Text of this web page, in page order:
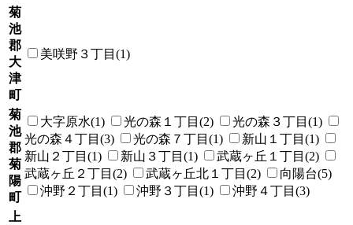
菊
池
郡
大
津
町
美咲野３丁目(1)
菊
池
郡
菊
陽
町
大字原水(1) 光の森１丁目(2)
光の森３丁目(1)
光の森４丁目(3)
光の森７丁目(1)
新山１丁目(1)
新山２丁目(1)
新山３丁目(1)
武蔵ヶ丘１丁目(2)
武蔵ヶ丘２丁目(2)
武蔵ヶ丘北１丁目(2)
向陽台(5)
沖野２丁目(1)
沖野３丁目(1)
沖野４丁目(3)
上